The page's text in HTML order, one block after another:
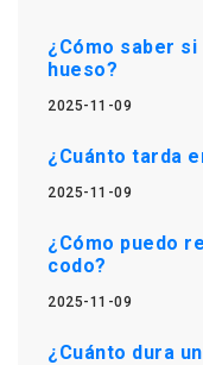
¿Cómo saber
hueso?
2025-11-09
¿Cuánto tarda
2025-11-09
¿Cómo puedo
codo?
2025-11-09
¿Cuánto dura